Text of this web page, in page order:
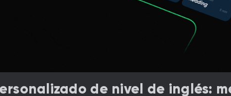
de nivel de inglés: